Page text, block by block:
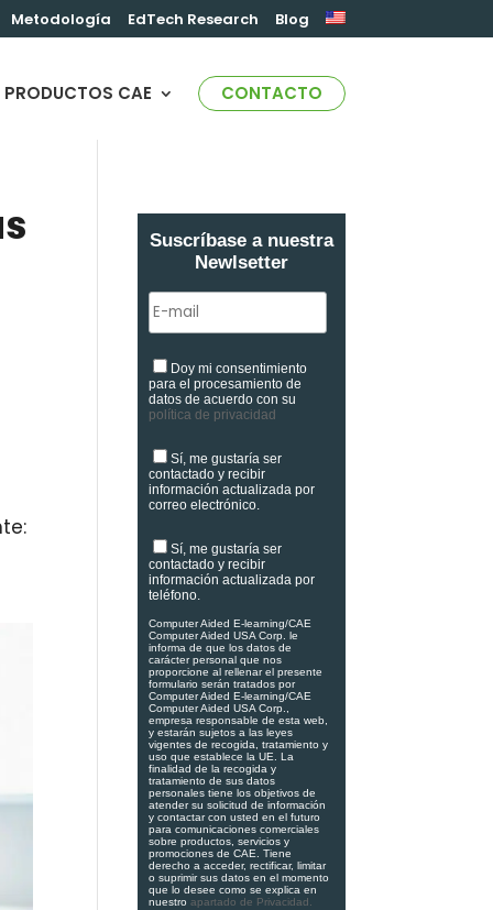
Metodología EdTech Research Blog
PRODUCTOS CAE CONTACTO
Suscríbase a nuestra
Newlsetter
Doy mi consentimiento
para el procesamiento de
datos de acuerdo con su
política de privacidad
Sí, me gustaría ser
contactado y recibir
información actualizada por
correo electrónico.
Sí, me gustaría ser
contactado y recibir
información actualizada por
teléfono.
Computer Aided E-learning/CAE
Computer Aided USA Corp. le
informa de que los datos de
carácter personal que nos
proporcione al rellenar el presente
formulario serán tratados por
Computer Aided E-learning/CAE
Computer Aided USA Corp.,
empresa responsable de esta web,
y estarán sujetos a las leyes
vigentes de recogida, tratamiento y
uso que establece la UE. La
finalidad de la recogida y
tratamiento de sus datos
personales tiene los objetivos de
atender su solicitud de información
y contactar con usted en el futuro
para comunicaciones comerciales
sobre productos, servicios y
promociones de CAE. Tiene
derecho a acceder, rectificar, limitar
o suprimir sus datos en el momento
que lo desee como se explica en
nuestro apartado de Privacidad.